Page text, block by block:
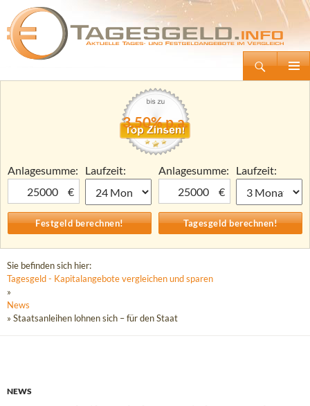
Tagesgeld.info – Tagesgeldkonten vergleichen und Tagesgeld-Zinsen berechnen
Zum
3,50% p.a.
Anlagesumme:
€
Laufzeit:
Anlagesumme:
€
Laufzeit:
Sie befinden sich hier:
Tagesgeld - Kapitalangebote vergleichen und sparen
»
News
» Staatsanleihen lohnen sich – für den Staat
NEWS